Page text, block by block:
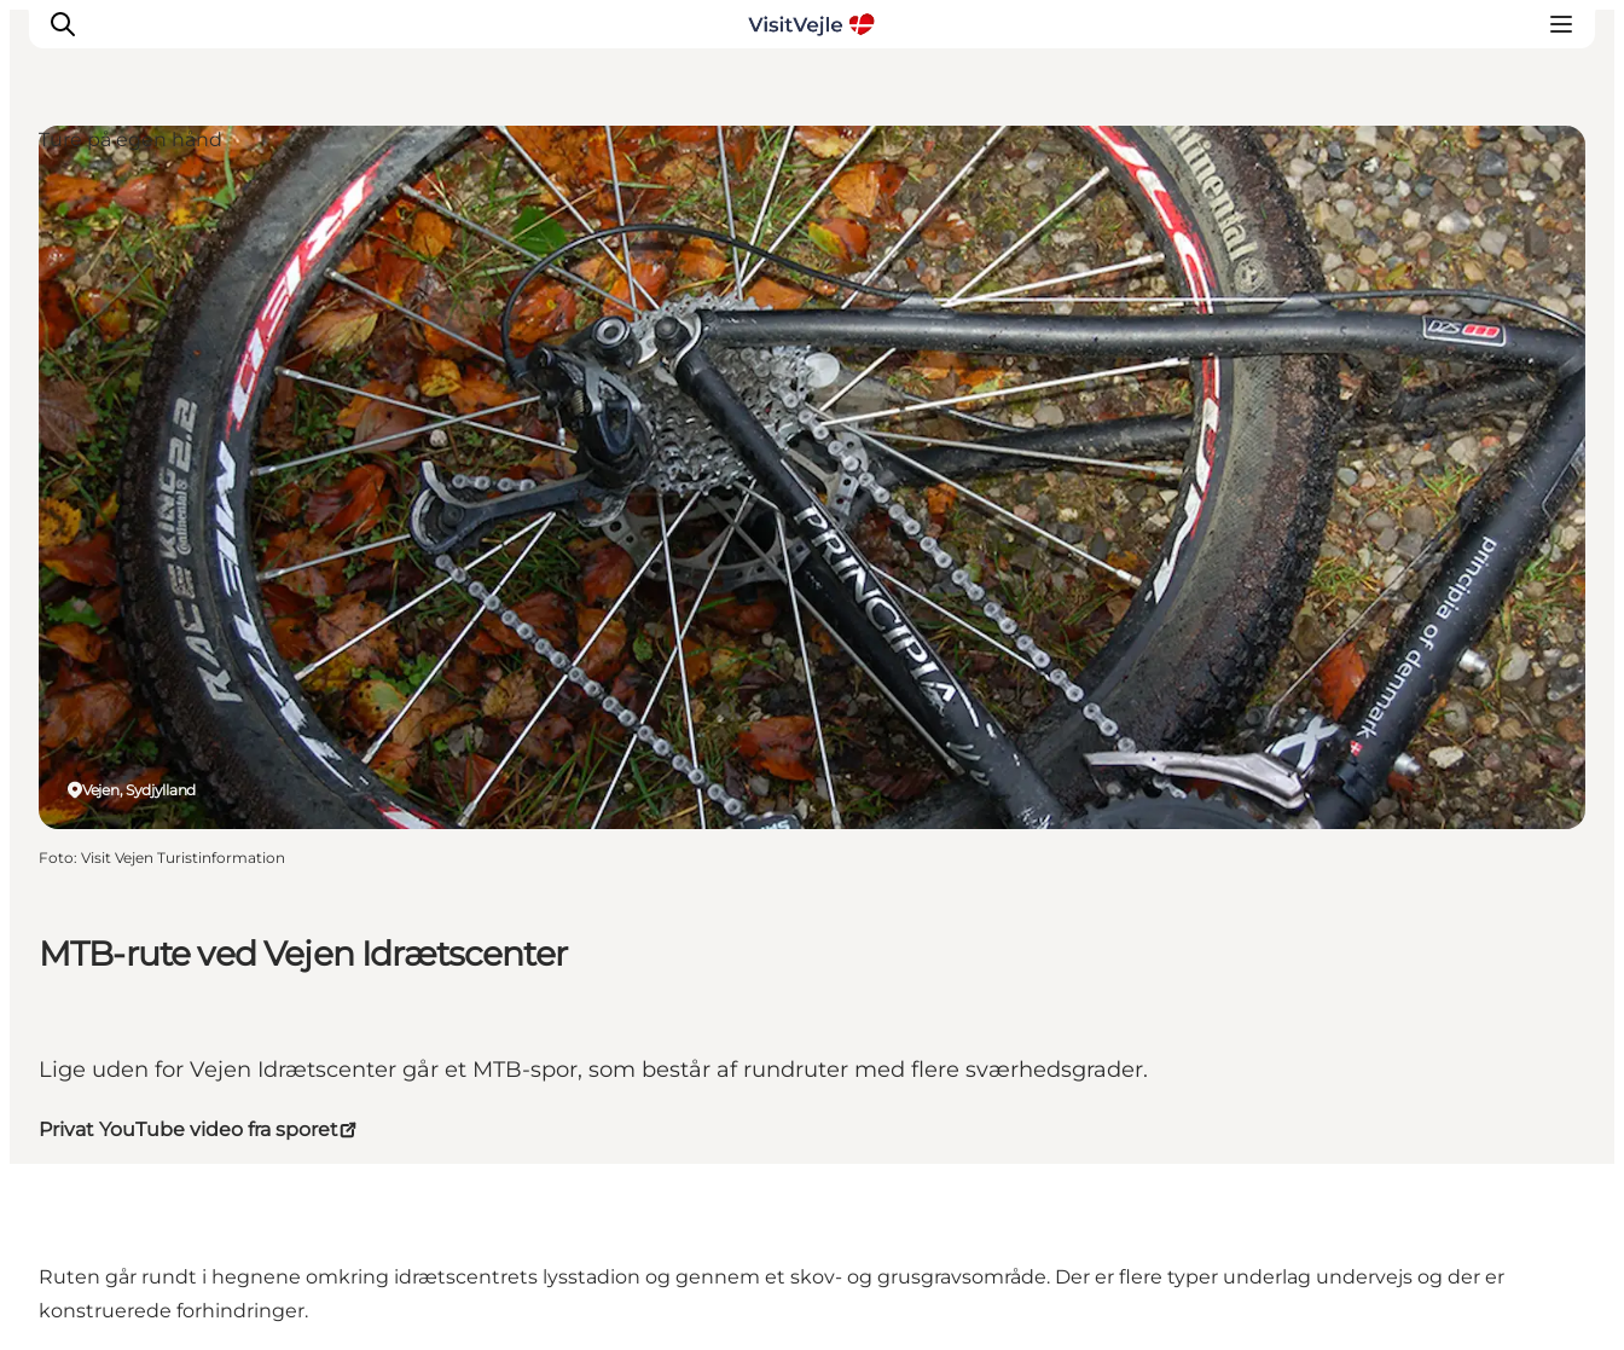
Oplevelser
Det sker
Planlæg dit besøg
Inspiration
MTB-rute ved Vejen Idrætscenter
Lige uden for Vejen Idrætscenter går et MTB-spor, som består af rundruter med flere sværhedsgrader.
Privat YouTube video fra sporet
Vejen, Sydjylland
Ture på egen hånd
Foto: Visit Vejen Turistinformation
Ruten går rundt i hegnene omkring idrætscentrets lysstadion og gennem et skov- og grusgravsområde. Der er flere typer underlag undervejs og der er
konstruerede forhindringer.